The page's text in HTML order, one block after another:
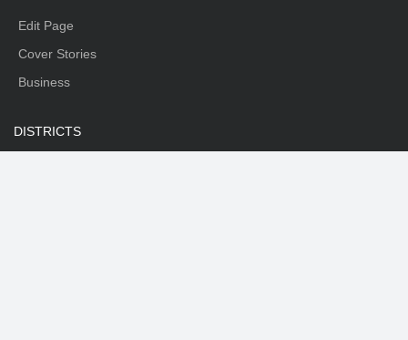
Edit Page
Cover Stories
Business
DISTRICTS